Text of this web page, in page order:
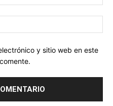
y sitio web en este